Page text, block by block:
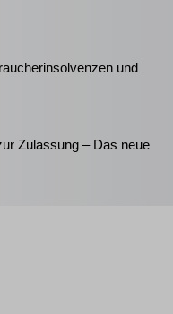
und
Zulassung – Das neue